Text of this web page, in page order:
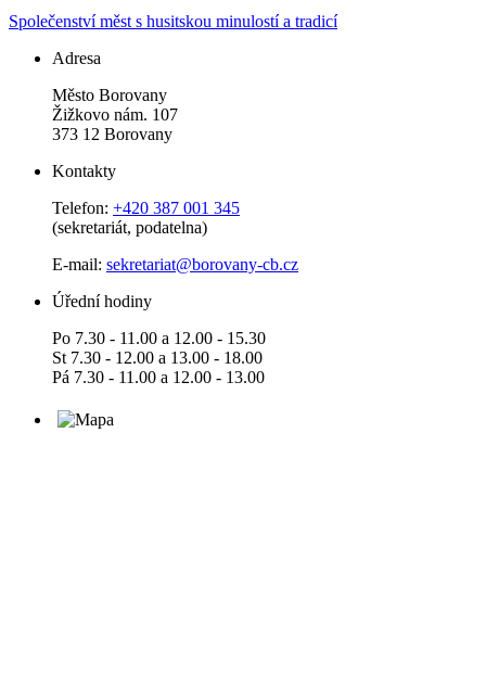
Společenství měst s husitskou minulostí a tradicí
Adresa
Město Borovany
Žižkovo nám. 107
373 12 Borovany
Kontakty
Telefon: +420 387 001 345
(sekretariát, podatelna)
E-mail: sekretariat@borovany-cb.cz
Úřední hodiny
Po 7.30 - 11.00 a 12.00 - 15.30
St 7.30 - 12.00 a 13.00 - 18.00
Pá 7.30 - 11.00 a 12.00 - 13.00